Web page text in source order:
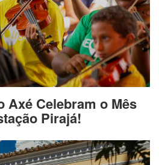
Axé Celebram o Mês
Pirajá!